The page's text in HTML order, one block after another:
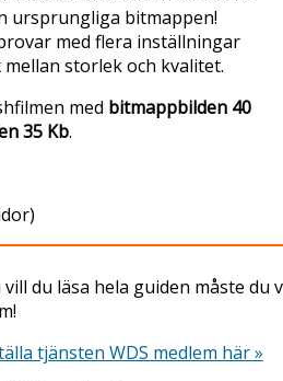
ursprungliga bitmappen!
med flera inställningar
storlek och kvalitet.
med bitmappbilden 40
35 Kb.
vill du läsa hela guiden måste du
tjänsten WDS medlem här »